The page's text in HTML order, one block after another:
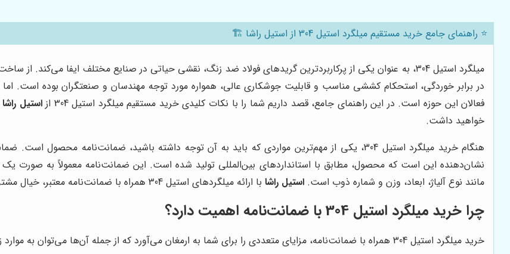
⭐️ راهنمای جامع خرید مستقیم میلگرد استیل 304 از استیل راشا 🏗️
میلگرد استیل 304، به عنوان یکی از پرکاربردترین گریدهای فولاد ضد زنگ، نقشی حیاتی در صنایع مختلف ایفا می‌کند.
در برابر خوردگی، استحکام کششی مناسب و قابلیت جوشکاری عالی، همواره مورد توجه مهندسان و صنعتگران بوده است.
فعالان این حوزه است. در این راهنمای جامع، قصد داریم شما را با نکات کلیدی خرید مستقیم میلگرد استیل 304 از
استیل راشا
خواهید داشت.
هنگام خرید میلگرد استیل 304، یکی از مهم‌ترین مواردی که باید به آن توجه داشته باشید،
نشان‌دهنده این است که محصول، مطابق با استانداردهای بین‌المللی تولید شده است. این ضمانت‌نامه معمولاً به صورت
مانند نوع آلیاژ، ابعاد، وزن و شماره ذوب است. استیل راشابا ارائه میلگردهای استیل 304 همراه با ضمانت‌نامه معتبر، خیال مشتریان خود را از بابت کیفیت و اصالت محصول آسوده می‌سازد.
چرا خرید میلگرد استیل 304 با ضمانت‌نامه اهمیت دارد؟
خرید میلگرد استیل 304 همراه با ضمانت‌نامه، مزایای متعددی را برای شما به ارمغان می‌آورد که از جمله آن‌ها می‌توان به موارد زیر اشاره کرد: